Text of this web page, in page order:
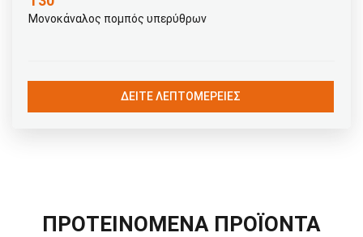
Μονοκάναλος πομπός υπερύθρων
ΔΕΊΤΕ ΛΕΠΤΟΜΈΡΕΙΕΣ
ΠΡΟΤΕΙΝΌΜΕΝΑ ΠΡΟΪΌΝΤΑ